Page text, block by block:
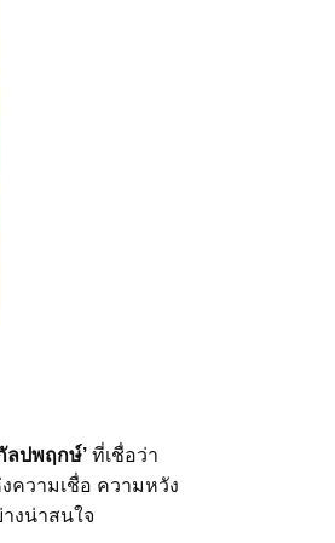
ลปพฤกษ์’ ที่เชื่อว่า
ความเชื่อ ความหวัง
งน่าสนใจ